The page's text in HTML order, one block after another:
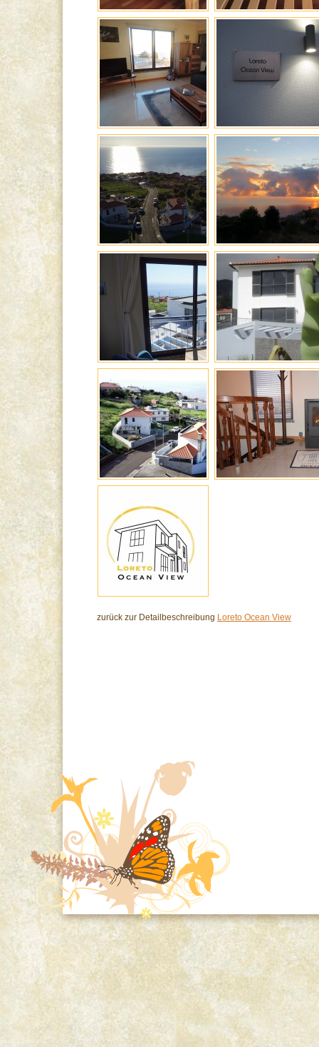
zurück zur Detailbeschreibung Loreto Ocean View